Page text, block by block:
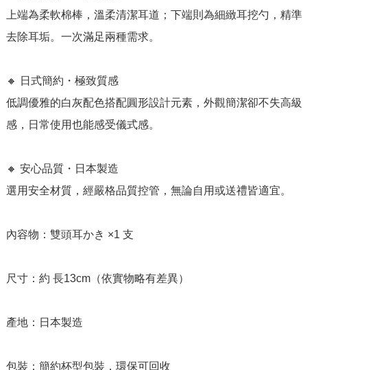
上端為柔軟棉棒，溫柔清潔耳道；下端則為細緻耳挖勺，精準
去除耳垢。一次滿足兩種需求。
🔸 日式簡約・極致質感
低調優雅的白灰配色搭配圓形設計元素，外觀簡潔卻不失高級
感，日常使用也能感受儀式感。
🔸 安心品質・日本製造
選用安全材質，經嚴格品質控管，無論自用或送禮皆適宜。
內容物：雙頭耳かき ×1 支
尺寸：約 長13cm（依實物略有差異）
產地：日本製造
包裝：簡約杯型包裝，環保可回收